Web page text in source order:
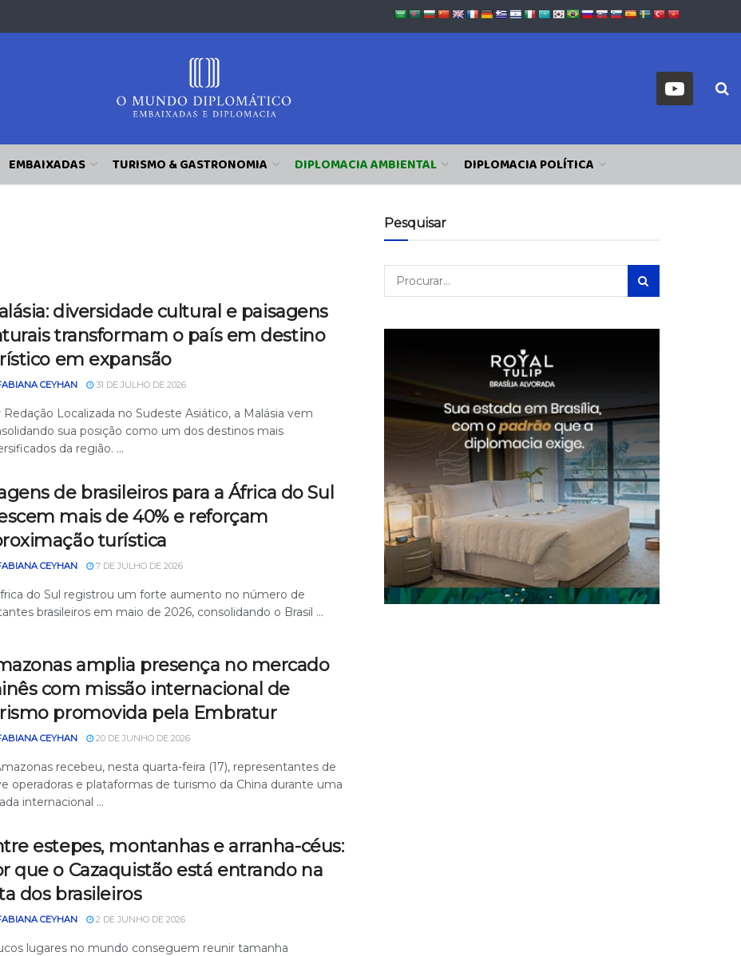
EMBAIXADAS TURISMO & GASTRONOMIA DIPLOMACIA AMBIENTAL DIPLOMACIA POLÍTICA
diversidade cultural e paisagens
transformam o país em destino
em expansão
CEYHAN 31 DE JULHO DE 2026
Redação Localizada no Sudeste Asiático, a Malásia vem
sua posição como um dos destinos mais
da região. ...
de brasileiros para a África do Sul
mais de 40% e reforçam
turística
CEYHAN 7 DE JULHO DE 2026
do Sul registrou um forte aumento no número de
brasileiros em maio de 2026, consolidando o Brasil ...
amplia presença no mercado
com missão internacional de
promovida pela Embratur
CEYHAN 20 DE JUNHO DE 2026
recebeu, nesta quarta-feira (17), representantes de
operadoras e plataformas de turismo da China durante uma
internacional ...
estepes, montanhas e arranha-céus:
que o Cazaquistão está entrando na
dos brasileiros
CEYHAN 2 DE JUNHO DE 2026
lugares no mundo conseguem reunir tamanha
Pesquisar